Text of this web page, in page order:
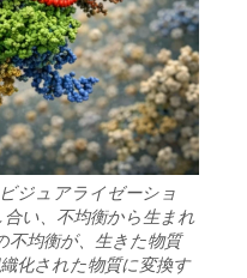
ジュアライゼーショ
い、不均衡から生まれ
不均衡が、生きた物質
化された物質に変換す